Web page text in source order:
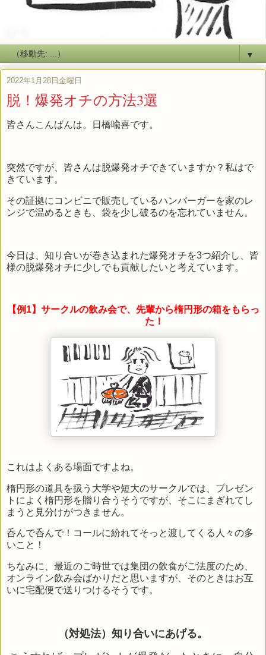
▼
2022年1月28日金曜日
脱！爆発オチの方法3選
皆さんこんばんは。日橋喩喜です。
突然ですが、皆さんは脱爆発オチできていますか？私はで
きています。
その証拠にコンビニで販売しているハンバーガーを家のレ
ンジで温めるときも、袋を少し破るのを忘れていません。
今日は、知り合いが巻き込まれた爆発オチを3つ紹介し、皆
様の脱爆発オチに少しでも貢献したいと考えています。
【例1】 サークルの飲み会で、先輩から楕円形の箱をもらっ
た！
これはよくある場面ですよね。
楕円形の道具を扱う大学や短大のサークルでは、プレゼン
トによく楕円形を贈り合うそうですが、そこにまぎれてし
まうと見分けがつきません。
呑んで呑んで！コールに紛れてそっと渡してくる人々の多
いこと！
ちなみに、最近のご時世では集団の飲食がご法度のため、
オンライン飲み会ばかりだと思いますが、そのときはお互
いに宅配便で送りつけるそうです。
（対処法）知り合いにあげる。